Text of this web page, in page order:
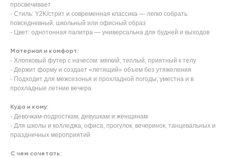
просвечивает
- Стиль: Y2K/стрит и современная классика — легко собрать
повседневный, школьный или офисный образ
- Цвет: однотонная палитра — универсальна для будней и выходов
Материал и комфорт:
- Хлопковый футер с начесом: мягкий, теплый, приятный к телу
- Держит форму и создает «летящий» объем без утяжеления
- Подходит для межсезонья и прохладной погоды; уместна и в
прохладные летние вечера
Куда и кому:
- Девочкам-подросткам, девушкам и женщинам
- Для школы и колледжа, офиса, прогулок, вечеринок, танцевальных и
праздничных мероприятий
С чем сочетать: